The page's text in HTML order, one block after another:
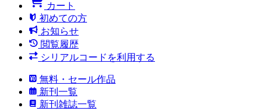
カート
初めての方
お知らせ
閲覧履歴
シリアルコードを利用する
無料・セール作品
新刊一覧
新刊雑誌一覧